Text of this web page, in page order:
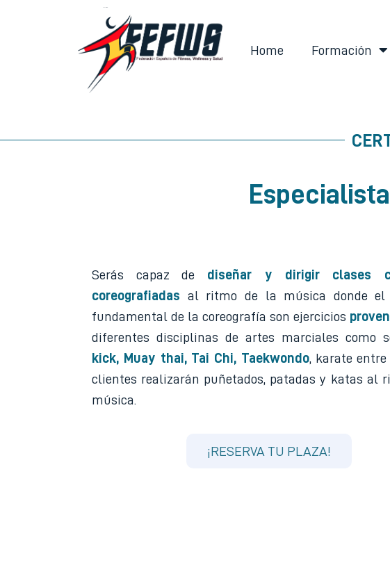
Home Formación
Serás capaz de diseñar y dirigir clases
coreografiadas al ritmo de la música donde el
fundamental de la coreografía son ejercicios
diferentes disciplinas de artes marciales como
kick, Muay thai, Tai Chi, Taekwondo, karate entre
clientes realizarán puñetados, patadas y katas al
música.
¡RESERVA TU PLAZA!